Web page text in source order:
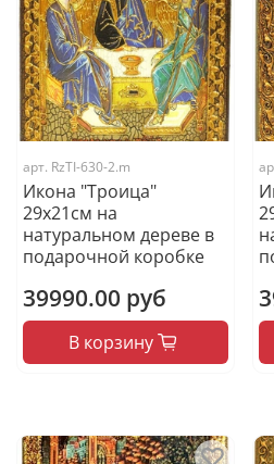
арт. RzTI-630-2.m
Икона "Троица"
29х21см на
натуральном дереве в
подарочной коробке
39990.00 руб
В корзину